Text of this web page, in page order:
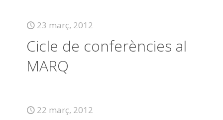
23 març, 2012
Cicle de conferències al
MARQ
22 març, 2012